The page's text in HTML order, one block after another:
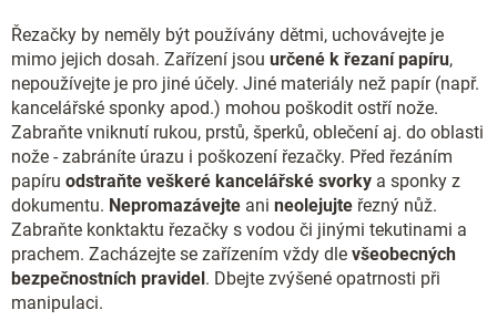
Řezačky by neměly být používány dětmi, uchovávejte je
mimo jejich dosah. Zařízení jsou určené k řezaní papíru,
nepoužívejte je pro jiné účely. Jiné materiály než papír (např.
kancelářské sponky apod.) mohou poškodit ostří nože.
Zabraňte vniknutí rukou, prstů, šperků, oblečení aj. do oblasti
nože - zabráníte úrazu i poškození řezačky. Před řezáním
papíru odstraňte veškeré kancelářské svorky a sponky z
dokumentu. Nepromazávejte ani neolejujte řezný nůž.
Zabraňte konktaktu řezačky s vodou či jinými tekutinami a
prachem. Zacházejte se zařízením vždy dle všeobecných
bezpečnostních pravidel. Dbejte zvýšené opatrnosti při
manipulaci.